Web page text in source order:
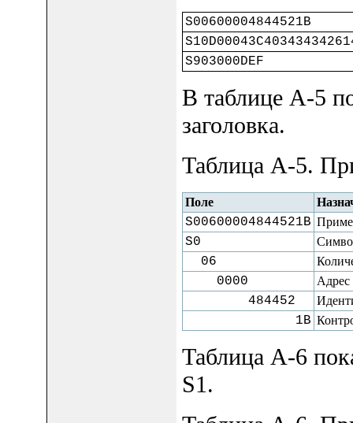
S00600004844521B
S903000DEF
В таблице A-5
заголовка.
Таблица A-5.
Поле
S00600004844521B
S0
06
0000 Адрес
484452
1B
Таблица A-6
S1.